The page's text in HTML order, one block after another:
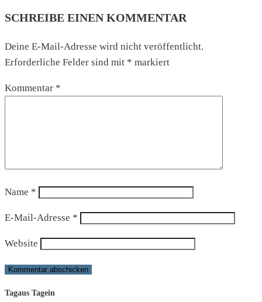
SCHREIBE EINEN KOMMENTAR
Deine E-Mail-Adresse wird nicht veröffentlicht.
Erforderliche Felder sind mit * markiert
Kommentar *
Name *
E-Mail-Adresse *
Website
Tagaus Tagein